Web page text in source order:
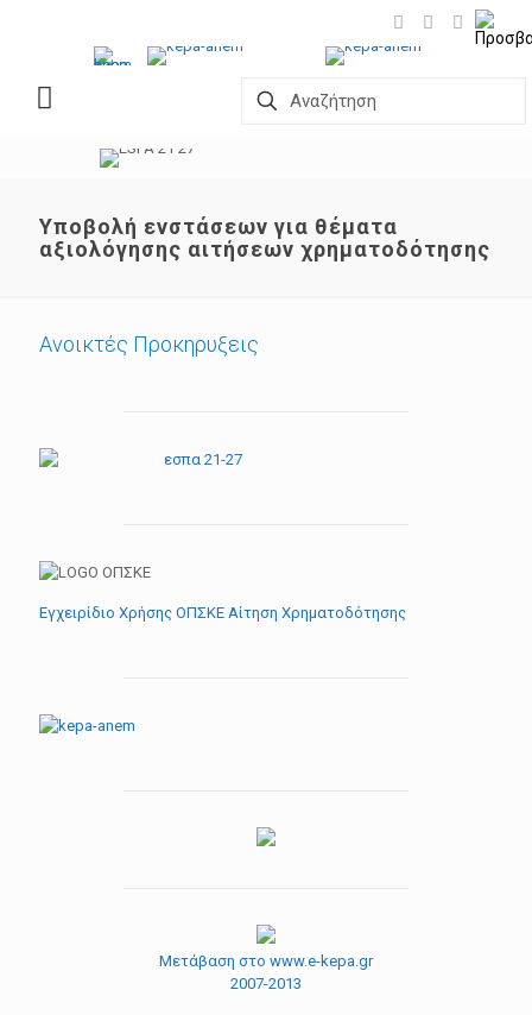
Yποβολή ενστάσεων για θέματα
αξιολόγησης αιτήσεων χρηματοδότησης
Ανοικτές Προκηρυξεις
Εγχειρίδιο Χρήσης ΟΠΣΚΕ Αίτηση Χρηματοδότησης
Μετάβαση στο www.e-kepa.gr
2007-2013